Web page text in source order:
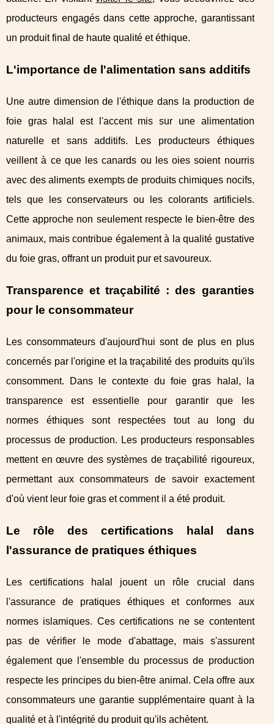
producteurs engagés dans cette approche, garantissant
un produit final de haute qualité et éthique.
L'importance de l'alimentation sans additifs
Une autre dimension de l'éthique dans la production de
foie gras halal est l'accent mis sur une alimentation
naturelle et sans additifs. Les producteurs éthiques
veillent à ce que les canards ou les oies soient nourris
avec des aliments exempts de produits chimiques nocifs,
tels que les conservateurs ou les colorants artificiels.
Cette approche non seulement respecte le bien-être des
animaux, mais contribue également à la qualité gustative
du foie gras, offrant un produit pur et savoureux.
Transparence et traçabilité : des garanties
pour le consommateur
Les consommateurs d'aujourd'hui sont de plus en plus
concernés par l'origine et la traçabilité des produits qu'ils
consomment. Dans le contexte du foie gras halal, la
transparence est essentielle pour garantir que les
normes éthiques sont respectées tout au long du
processus de production. Les producteurs responsables
mettent en œuvre des systèmes de traçabilité rigoureux,
permettant aux consommateurs de savoir exactement
d'où vient leur foie gras et comment il a été produit.
Le rôle des certifications halal dans
l'assurance de pratiques éthiques
Les certifications halal jouent un rôle crucial dans
l'assurance de pratiques éthiques et conformes aux
normes islamiques. Ces certifications ne se contentent
pas de vérifier le mode d'abattage, mais s'assurent
également que l'ensemble du processus de production
respecte les principes du bien-être animal. Cela offre aux
consommateurs une garantie supplémentaire quant à la
qualité et à l'intégrité du produit qu'ils achètent.